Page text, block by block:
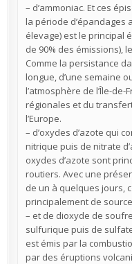
– d’ammoniac. Et ces
la période d’épandages
élevage) est le principal
de 90% des émissions),
Comme la persistance
longue, d’une semaine
l’atmosphère de l’Île-
régionales et du
l’Europe.
– d’oxydes d’azote qui
nitrique puis de nitrate
oxydes d’azote sont
routiers. Avec une
de un à quelques jours,
principalement de
– et de dioxyde de
sulfurique puis de
est émis par la
par des éruptions